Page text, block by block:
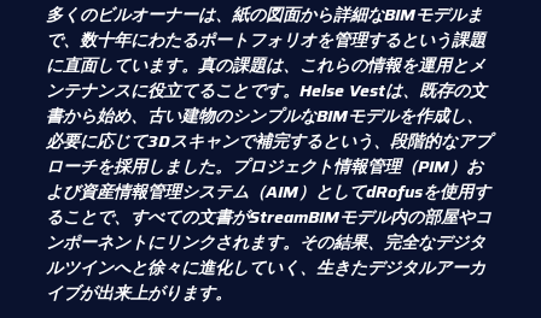
多くのビルオーナーは、紙の図面から詳細なBIMモデルま
で、数十年にわたるポートフォリオを管理するという課題
に直面しています。真の課題は、これらの情報を運用とメ
ンテナンスに役立てることです。Helse Vestは、既存の文
書から始め、古い建物のシンプルなBIMモデルを作成し、
必要に応じて3Dスキャンで補完するという、段階的なアプ
ローチを採用しました。プロジェクト情報管理（PIM）お
よび資産情報管理システム（AIM）としてdRofusを使用す
ることで、すべての文書がStreamBIMモデル内の部屋やコ
ンポーネントにリンクされます。その結果、完全なデジタ
ルツインへと徐々に進化していく、生きたデジタルアーカ
イブが出来上がります。